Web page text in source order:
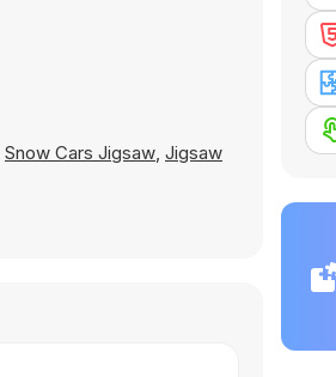
Snow Cars Jigsaw, Jigsaw